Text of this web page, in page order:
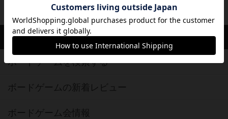
ボドゲーマTOP
ボードゲームを検索する
ボードゲームの新着レビュー
ボードゲーム会情報